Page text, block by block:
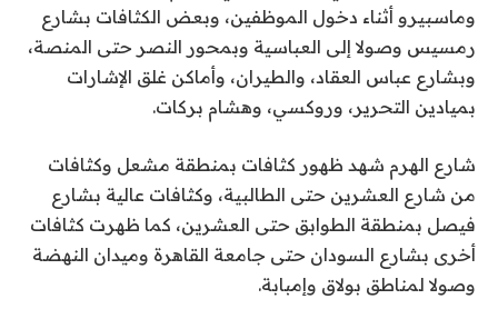
وماسبيرو أثناء دخول الموظفين، وبعض الكثافات بشارع
رمسيس وصولا إلى العباسية وبمحور النصر حتى المنصة،
وبشارع عباس العقاد، والطيران، وأماكن غلق الإشارات
بميادين التحرير، وروكسي، وهشام بركات.
شارع الهرم شهد ظهور كثافات بمنطقة مشعل وكثافات
من شارع العشرين حتى الطالبية، وكثافات عالية بشارع
فيصل بمنطقة الطوابق حتى العشرين، كما ظهرت كثافات
أخرى بشارع السودان حتى جامعة القاهرة وميدان النهضة
وصولا لمناطق بولاق وإمبابة.